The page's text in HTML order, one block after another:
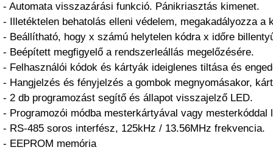
- Automata visszazárási funkció. Pánikriasztás kimenet.
- Illetéktelen behatolás elleni védelem, megakadályozza a
- Beállítható, hogy x számú helytelen kódra x időre
- Beépített megfigyelő a rendszerleállás megelőzésére.
- Felhasználói kódok és kártyák ideiglenes tiltása és
- Hangjelzés és fényjelzés a gombok megnyomásakor,
- 2 db programozást segítő és állapot visszajelző LED.
- Programozói módba mesterkártyával vagy mesterkóddal
- RS-485 soros interfész, 125kHz / 13.56MHz frekvencia.
- EEPROM memória